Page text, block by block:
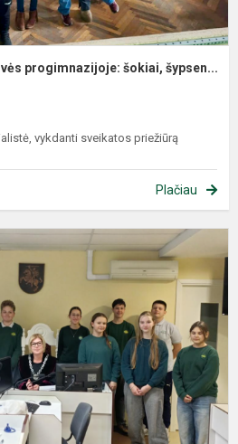
progimnazijoje: šokiai, šypsen...
vykdanti sveikatos priežiūrą
Plačiau